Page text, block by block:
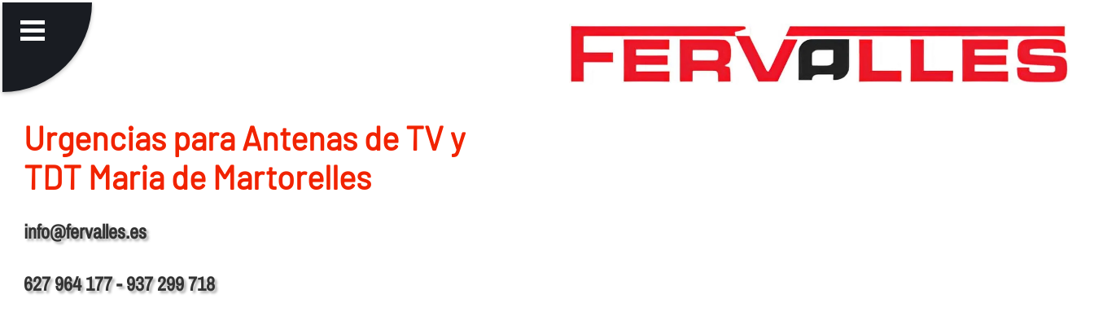
Urgencias para Antenas de TV y
TDT Maria de Martorelles
info@fervalles.es
627 964 177 - 937 299 718